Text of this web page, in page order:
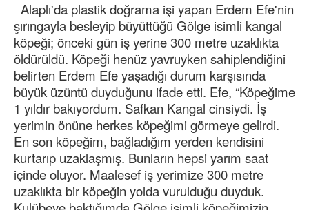
Alaplı'da plastik doğrama işi yapan Erdem Efe'nin
şırıngayla besleyip büyüttüğü Gölge isimli kangal
köpeği; önceki gün iş yerine 300 metre uzaklıkta
öldürüldü. Köpeği henüz yavruyken sahiplendiğini
belirten Erdem Efe yaşadığı durum karşısında
büyük üzüntü duyduğunu ifade etti. Efe, “Köpeğime
1 yıldır bakıyordum. Safkan Kangal cinsiydi. İş
yerimin önüne herkes köpeğimi görmeye gelirdi.
En son köpeğim, bağladığım yerden kendisini
kurtarıp uzaklaşmış. Bunların hepsi yarım saat
içinde oluyor. Maalesef iş yerimize 300 metre
uzaklıkta bir köpeğin yolda vurulduğu duyduk.